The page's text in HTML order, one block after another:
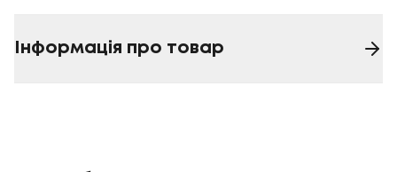
Інформація про товар